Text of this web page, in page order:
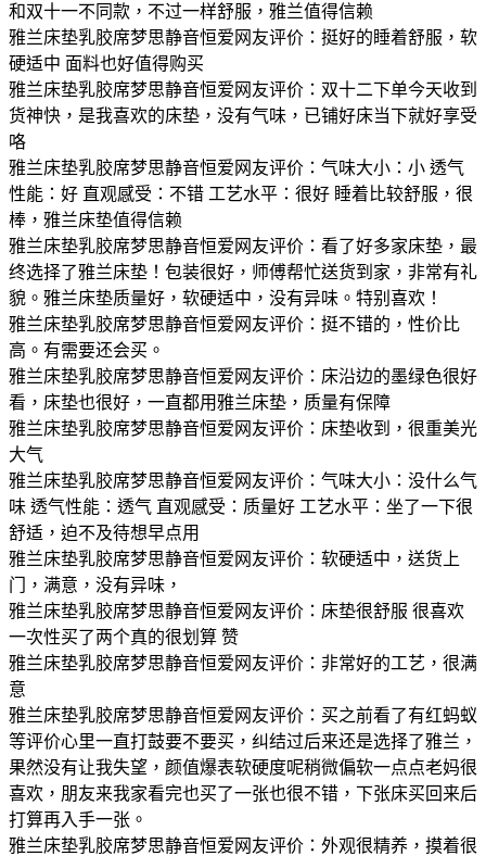
和双十一不同款，不过一样舒服，雅兰值得信赖
雅兰床垫乳胶席梦思静音恒爱网友评价：挺好的睡着舒服，软
硬适中 面料也好值得购买
雅兰床垫乳胶席梦思静音恒爱网友评价：双十二下单今天收到
货神快，是我喜欢的床垫，没有气味，已铺好床当下就好享受
咯
雅兰床垫乳胶席梦思静音恒爱网友评价：气味大小：小 透气
性能：好 直观感受：不错 工艺水平：很好 睡着比较舒服，很
棒，雅兰床垫值得信赖
雅兰床垫乳胶席梦思静音恒爱网友评价：看了好多家床垫，最
终选择了雅兰床垫！包装很好，师傅帮忙送货到家，非常有礼
貌。雅兰床垫质量好，软硬适中，没有异味。特别喜欢！
雅兰床垫乳胶席梦思静音恒爱网友评价：挺不错的，性价比
高。有需要还会买。
雅兰床垫乳胶席梦思静音恒爱网友评价：床沿边的墨绿色很好
看，床垫也很好，一直都用雅兰床垫，质量有保障
雅兰床垫乳胶席梦思静音恒爱网友评价：床垫收到，很重美光
大气
雅兰床垫乳胶席梦思静音恒爱网友评价：气味大小：没什么气
味 透气性能：透气 直观感受：质量好 工艺水平：坐了一下很
舒适，迫不及待想早点用
雅兰床垫乳胶席梦思静音恒爱网友评价：软硬适中，送货上
门，满意，没有异味，
雅兰床垫乳胶席梦思静音恒爱网友评价：床垫很舒服 很喜欢
一次性买了两个真的很划算 赞
雅兰床垫乳胶席梦思静音恒爱网友评价：非常好的工艺，很满
意
雅兰床垫乳胶席梦思静音恒爱网友评价：买之前看了有红蚂蚁
等评价心里一直打鼓要不要买，纠结过后来还是选择了雅兰，
果然没有让我失望，颜值爆表软硬度呢稍微偏软一点点老妈很
喜欢，朋友来我家看完也买了一张也很不错，下张床买回来后
打算再入手一张。
雅兰床垫乳胶席梦思静音恒爱网友评价：外观很精养，摸着很